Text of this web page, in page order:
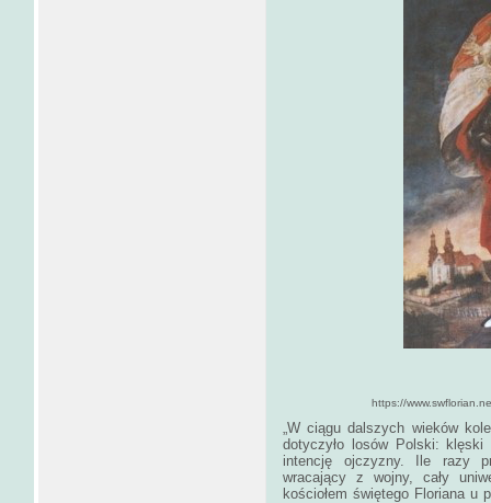
https://www.swflorian.net/
„W ciągu dalszych wieków
dotyczyło losów Polski:
intencję ojczyzny. Ile razy
wracający z wojny, cały
kościołem świętego Floriana